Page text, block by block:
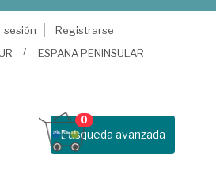
sesión
Registrarse
ESPAÑA PENINSULAR
Busqueda avanzada
0